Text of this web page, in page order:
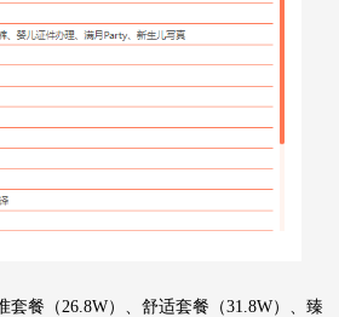
餐（26.8W）、舒适套餐（31.8W）、臻